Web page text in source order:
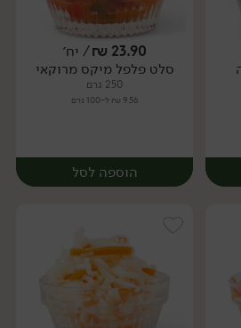
יח׳
23.90
₪/ יח׳
סלט פלפל מיקס מרוקאי
250 גרם
9.56 ₪ ל-100 גרם
הוספה לסל